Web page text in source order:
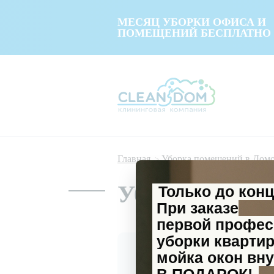
МЕСЯЦ УБОРКИ ОФИСА И
ПОМЕЩЕНИЙ БЕСПЛАТНО
Главная Уборка помещений в
УборкаТолько до
При заказе
первой
уборки
мойка окон